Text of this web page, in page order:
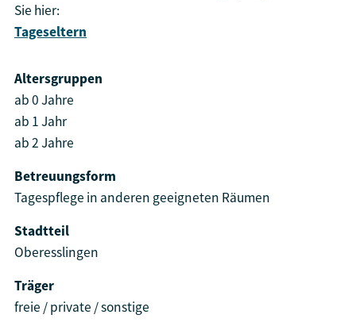
Sie hier:
Tageseltern
Altersgruppen
ab 0 Jahre
ab 1 Jahr
ab 2 Jahre
Betreuungsform
Tagespflege in anderen geeigneten Räumen
Stadtteil
Oberesslingen
Träger
freie / private / sonstige